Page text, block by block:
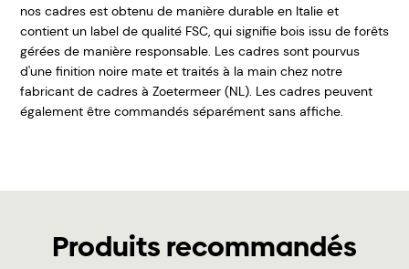
nos cadres est obtenu de manière durable en Italie et
contient un label de qualité FSC, qui signifie bois issu de forêts
gérées de manière responsable. Les cadres sont pourvus
d'une finition noire mate et traités à la main chez notre
fabricant de cadres à Zoetermeer (NL). Les cadres peuvent
également être commandés séparément sans affiche.
Produits recommandés